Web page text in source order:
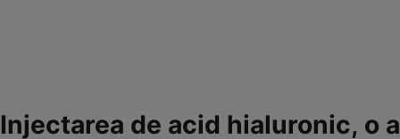
Injectarea de acid hialuronic, o